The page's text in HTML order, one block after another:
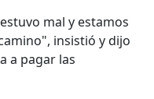
mal y estamos
insistió y dijo
a pagar las